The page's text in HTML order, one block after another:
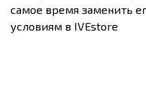
самое время заменить
условиям в IVEstore